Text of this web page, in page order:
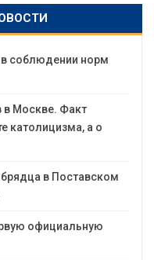
в соблюдении норм
в Москве. Факт
католицизма, а о
в Поставском
официальную